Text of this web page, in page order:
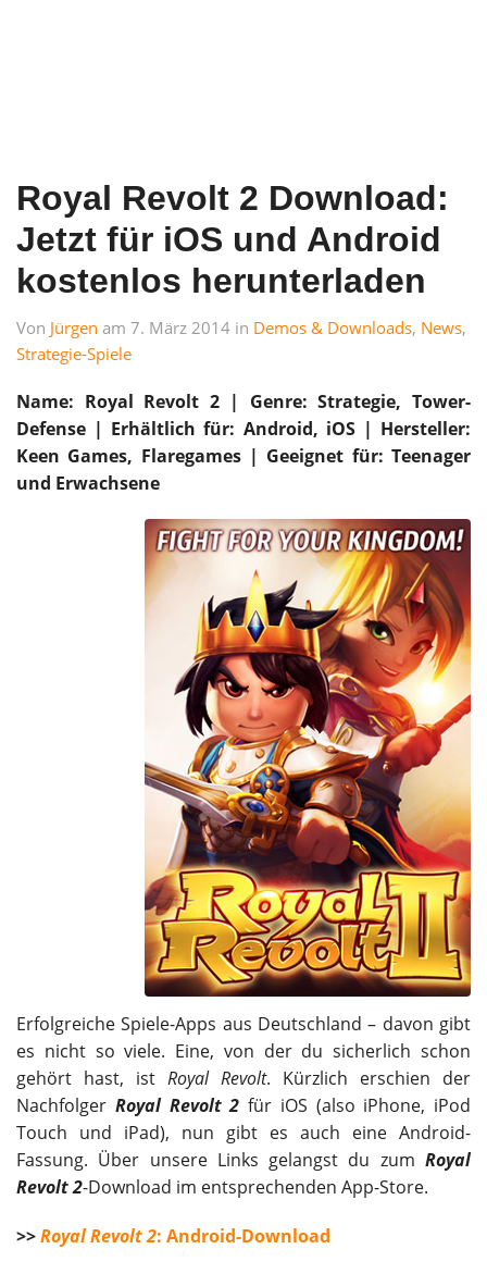
Royal Revolt 2 Download:
Jetzt für iOS und Android
kostenlos herunterladen
Von Jürgen am 7. März 2014 in Demos & Downloads, News,
Strategie-Spiele
Name: Royal Revolt 2 | Genre: Strategie, Tower-
Defense | Erhältlich für: Android, iOS | Hersteller:
Keen Games, Flaregames | Geeignet für: Teenager
und Erwachsene
Erfolgreiche Spiele-Apps aus Deutschland – davon gibt
es nicht so viele. Eine, von der du sicherlich schon
gehört hast, ist Royal Revolt. Kürzlich erschien der
Nachfolger Royal Revolt 2 für iOS (also iPhone, iPod
Touch und iPad), nun gibt es auch eine Android-
Fassung. Über unsere Links gelangst du zum Royal
Revolt 2-Download im entsprechenden App-Store.
>>Royal Revolt 2: Android-Download